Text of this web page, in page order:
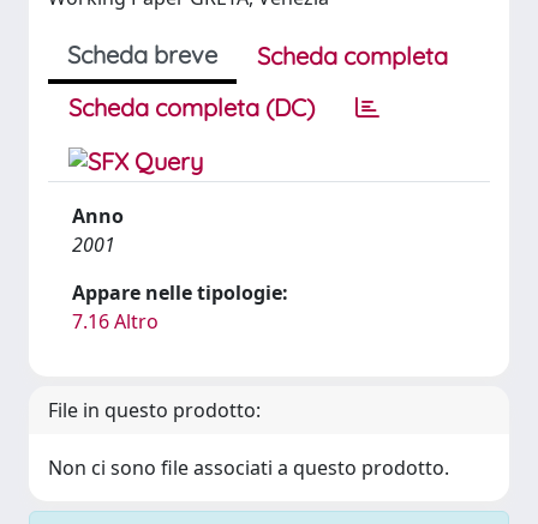
Scheda breve
Scheda completa
Scheda completa (DC)
Anno
2001
Appare nelle tipologie:
7.16 Altro
File in questo prodotto:
Non ci sono file associati a questo prodotto.